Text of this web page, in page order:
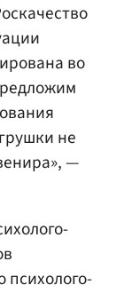
во
не
—
психолого-